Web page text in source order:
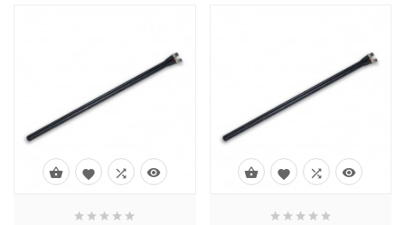
       